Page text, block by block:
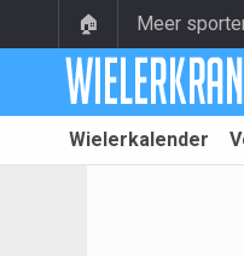
🏠 Meer
Wielerkalender